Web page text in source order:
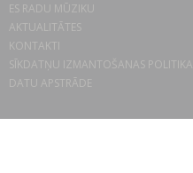
ES RADU MŪZIKU
AKTUALITĀTES
KONTAKTI
SĪKDATŅU IZMANTOŠANAS POLITIKA
DATU APSTRĀDE